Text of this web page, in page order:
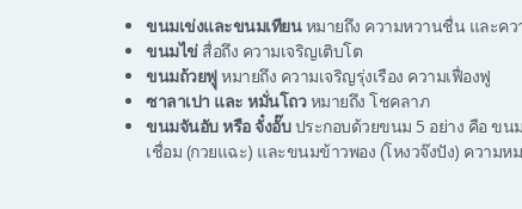
ขนมเข่งและขนมเทียนหมายถึง ความหวานชื่น และค
ขนมไข่สื่อถึง ความเจริญเติบโต
ขนมถ้วยฟูุหมายถึง ความเจริญรุ่งเรือง ความเฟื่องฟู
ซาลาเปา และ หมั่นโถวหมายถึง โชคลาภ
ขนมจันอับ หรือ จั๋งอั๊บประกอบด้วยขนม 5 อย่าง คือ ขน
เชื่อม (กวยแฉะ) และขนมข้าวพอง (โหงวจ๊งปัง) ความ